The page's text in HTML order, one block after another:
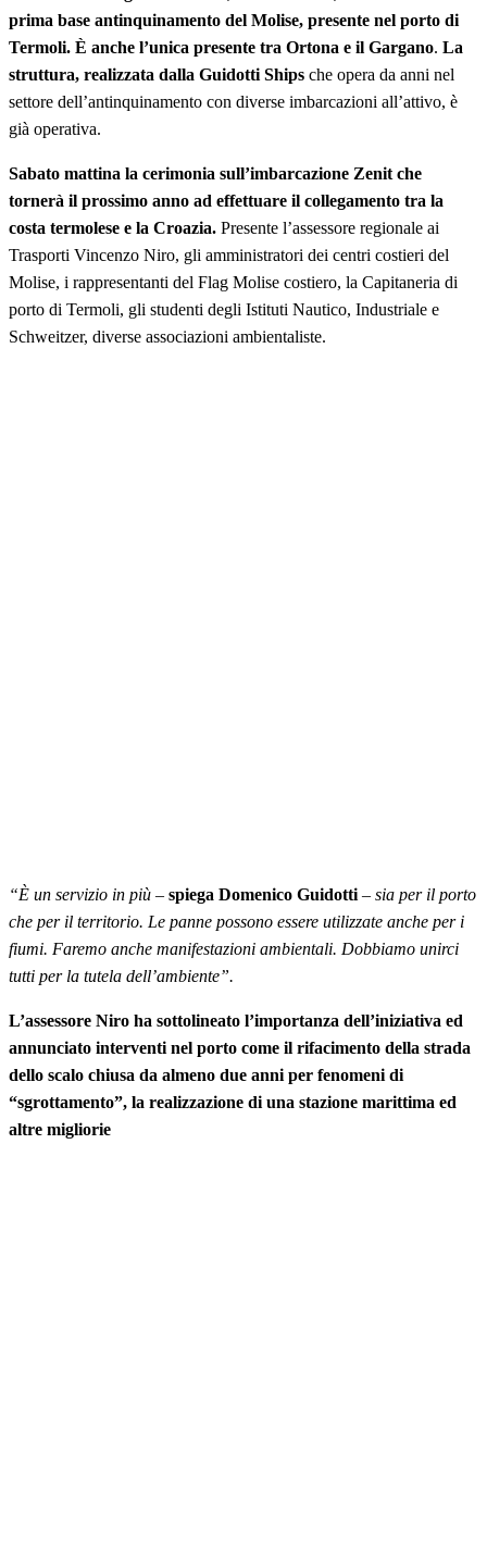
prima base antinquinamento del Molise, presente nel porto di
Termoli. È anche l’unica presente tra Ortona e il Gargano. La
struttura, realizzata dalla Guidotti Ships che opera da anni nel
settore dell’antinquinamento con diverse imbarcazioni all’attivo, è
già operativa.
Sabato mattina la cerimonia sull’imbarcazione Zenit che
tornerà il prossimo anno ad effettuare il collegamento tra la
costa termolese e la Croazia. Presente l’assessore regionale ai
Trasporti Vincenzo Niro, gli amministratori dei centri costieri del
Molise, i rappresentanti del Flag Molise costiero, la Capitaneria di
porto di Termoli, gli studenti degli Istituti Nautico, Industriale e
Schweitzer, diverse associazioni ambientaliste.
“È un servizio in più – spiega Domenico Guidotti – sia per il porto
che per il territorio. Le panne possono essere utilizzate anche per i
fiumi. Faremo anche manifestazioni ambientali. Dobbiamo unirci
tutti per la tutela dell’ambiente”.
L’assessore Niro ha sottolineato l’importanza dell’iniziativa ed
annunciato interventi nel porto come il rifacimento della strada
dello scalo chiusa da almeno due anni per fenomeni di
“sgrottamento”, la realizzazione di una stazione marittima ed
altre migliorie